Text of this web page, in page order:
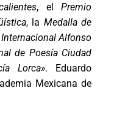
, elPremio
, la Medalla de
Alfonso
de Poesía Ciudad
Lorca». Eduardo
Mexicana de